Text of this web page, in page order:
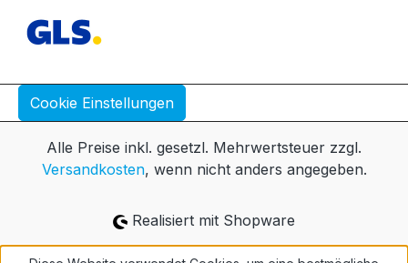
Cookie Einstellungen
Alle Preise inkl. gesetzl. Mehrwertsteuer zzgl.
Versandkosten, wenn nicht anders angegeben.
Realisiert mit Shopware